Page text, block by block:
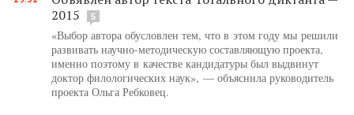
2015
5
«Выбор автора обусловлен тем, что в этом году мы решили
развивать научно-методическую составляющую проекта,
именно поэтому в качестве кандидатуры был выдвинут
доктор филологических наук», — объяснила руководитель
проекта Ольга Ребковец.